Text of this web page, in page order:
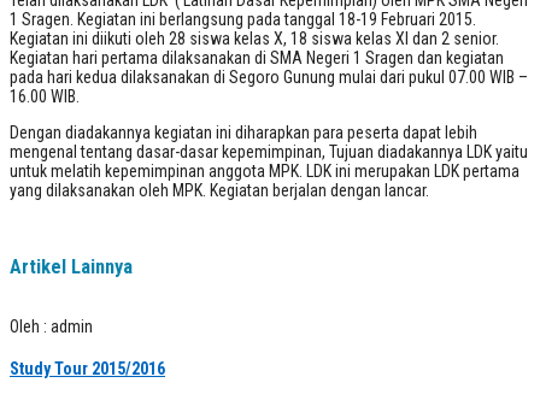
1 Sragen. Kegiatan ini berlangsung pada tanggal 18-19 Februari 2015.
Kegiatan ini diikuti oleh 28 siswa kelas X, 18 siswa kelas XI dan 2 senior.
Kegiatan hari pertama dilaksanakan di SMA Negeri 1 Sragen dan kegiatan
pada hari kedua dilaksanakan di Segoro Gunung mulai dari pukul 07.00 WIB –
16.00 WIB.
Dengan diadakannya kegiatan ini diharapkan para peserta dapat lebih
mengenal tentang dasar-dasar kepemimpinan, Tujuan diadakannya LDK yaitu
untuk melatih kepemimpinan anggota MPK. LDK ini merupakan LDK pertama
yang dilaksanakan oleh MPK. Kegiatan berjalan dengan lancar.
Artikel Lainnya
Oleh : admin
Study Tour 2015/2016